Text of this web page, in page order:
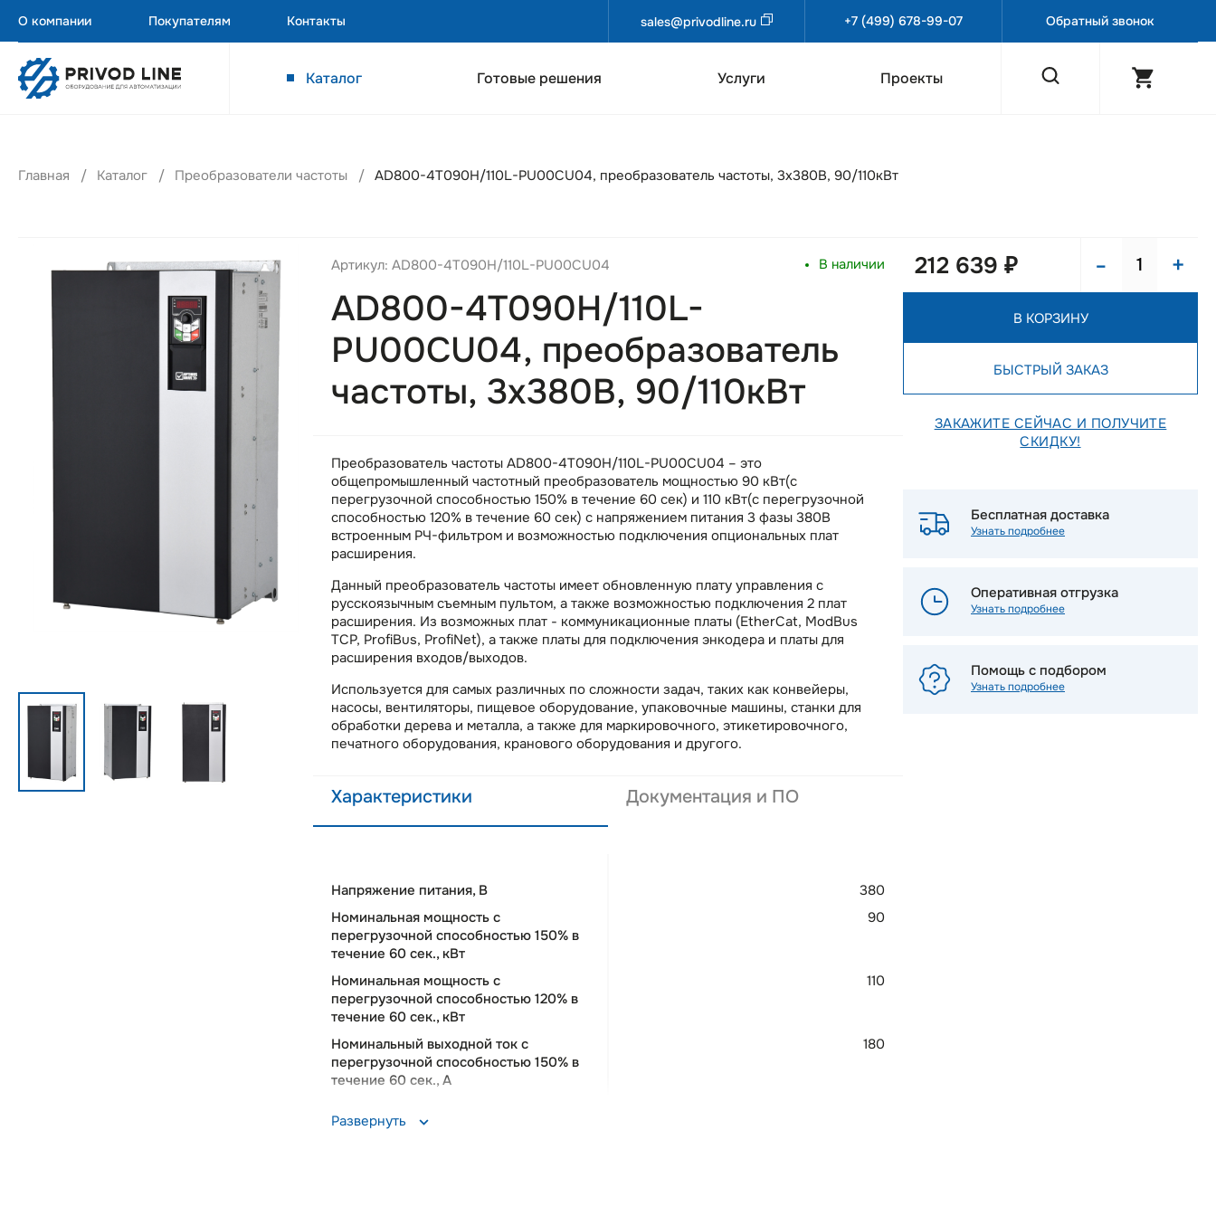
О компании Покупателям Контакты sales@privodline.ru +7 (499) 678-99-07 Обратный звонок
Каталог Готовые решения Услуги Проекты
Главная Каталог Преобразователи частоты AD800-4T090H/110L-PU00CU04, преобразователь частоты, 3х380В, 90/110кВт
Артикул: AD800-4T090H/110L-PU00CU04 В наличии
AD800-4T090H/110L-
PU00CU04, преобразователь
частоты, 3х380В, 90/110кВт
Преобразователь частоты AD800-4T090H/110L-PU00CU04 – это
общепромышленный частотный преобразователь мощностью 90 кВт(с
перегрузочной способностью 150% в течение 60 сек) и 110 кВт(с перегрузочной
способностью 120% в течение 60 сек) с напряжением питания 3 фазы 380В
встроенным РЧ-фильтром и возможностью подключения опциональных плат
расширения.
Данный преобразователь частоты имеет обновленную плату управления с
русскоязычным съемным пультом, а также возможностью подключения 2 плат
расширения. Из возможных плат - коммуникационные платы (EtherCat, ModBus
TCP, ProfiBus, ProfiNet), а также платы для подключения энкодера и платы для
расширения входов/выходов.
Используется для самых различных по сложности задач, таких как конвейеры,
насосы, вентиляторы, пищевое оборудование, упаковочные машины, станки для
обработки дерева и металла, а также для маркировочного, этикетировочного,
печатного оборудования, кранового оборудования и другого.
Характеристики Документация и ПО
Напряжение питания, В
380
Номинальная мощность c
перегрузочной способностью 150% в
течение 60 сек., кВт
90
Номинальная мощность c
перегрузочной способностью 120% в
течение 60 сек., кВт
110
Номинальный выходной ток c
перегрузочной способностью 150% в
течение 60 сек., A
180
перегрузочной способностью 120% в
Развернуть
212 639 ₽ - +
В КОРЗИНУ
БЫСТРЫЙ ЗАКАЗ
ЗАКАЖИТЕ СЕЙЧАС И ПОЛУЧИТЕ
СКИДКУ!
Бесплатная доставка
Узнать подробнее
Оперативная отгрузка
Узнать подробнее
Помощь с подбором
Узнать подробнее